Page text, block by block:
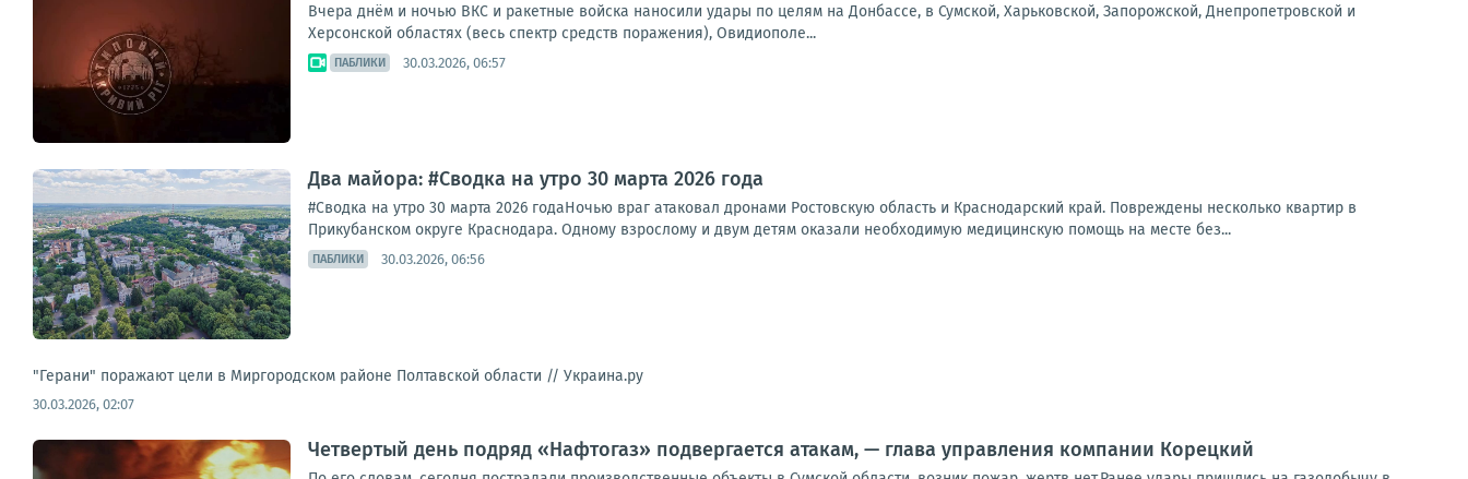
Вчера днём и ночью ВКС и ракетные войска наносили удары по целям на Донбассе, в Сумской, Харьковской, Запорожской, Днепропетровской и
Херсонской областях (весь спектр средств поражения), Овидиополе...
ПАБЛИКИ 30.03.2026, 06:57
Два майора: #Сводка на утро 30 марта 2026 года
#Сводка на утро 30 марта 2026 годаНочью враг атаковал дронами Ростовскую область и Краснодарский край. Повреждены несколько квартир в
Прикубанском округе Краснодара. Одному взрослому и двум детям оказали необходимую медицинскую помощь на месте без...
ПАБЛИКИ 30.03.2026, 06:56
"Герани" поражают цели в Миргородском районе Полтавской области // Украина.ру
30.03.2026, 02:07
Четвертый день подряд «Нафтогаз» подвергается атакам, — глава управления компании Корецкий